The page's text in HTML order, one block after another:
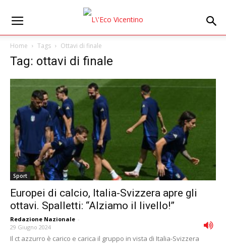
Home Tags Ottavi di finale
Tag: ottavi di finale
Sport
Europei di calcio, Italia-Svizzera apre gli
ottavi. Spalletti: “Alziamo il livello!”
Redazione Nazionale -
29 Giugno 2024
Il ct azzurro è carico e carica il gruppo in vista di Italia-Svizzera